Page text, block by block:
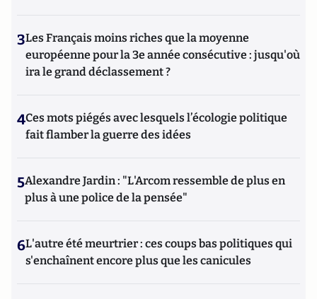
3Les Français moins riches que la moyenne
européenne pour la 3e année consécutive : jusqu'où
ira le grand déclassement ?
4Ces mots piégés avec lesquels l’écologie politique
fait flamber la guerre des idées
5Alexandre Jardin : "L'Arcom ressemble de plus en
plus à une police de la pensée"
6L'autre été meurtrier : ces coups bas politiques qui
s'enchaînent encore plus que les canicules